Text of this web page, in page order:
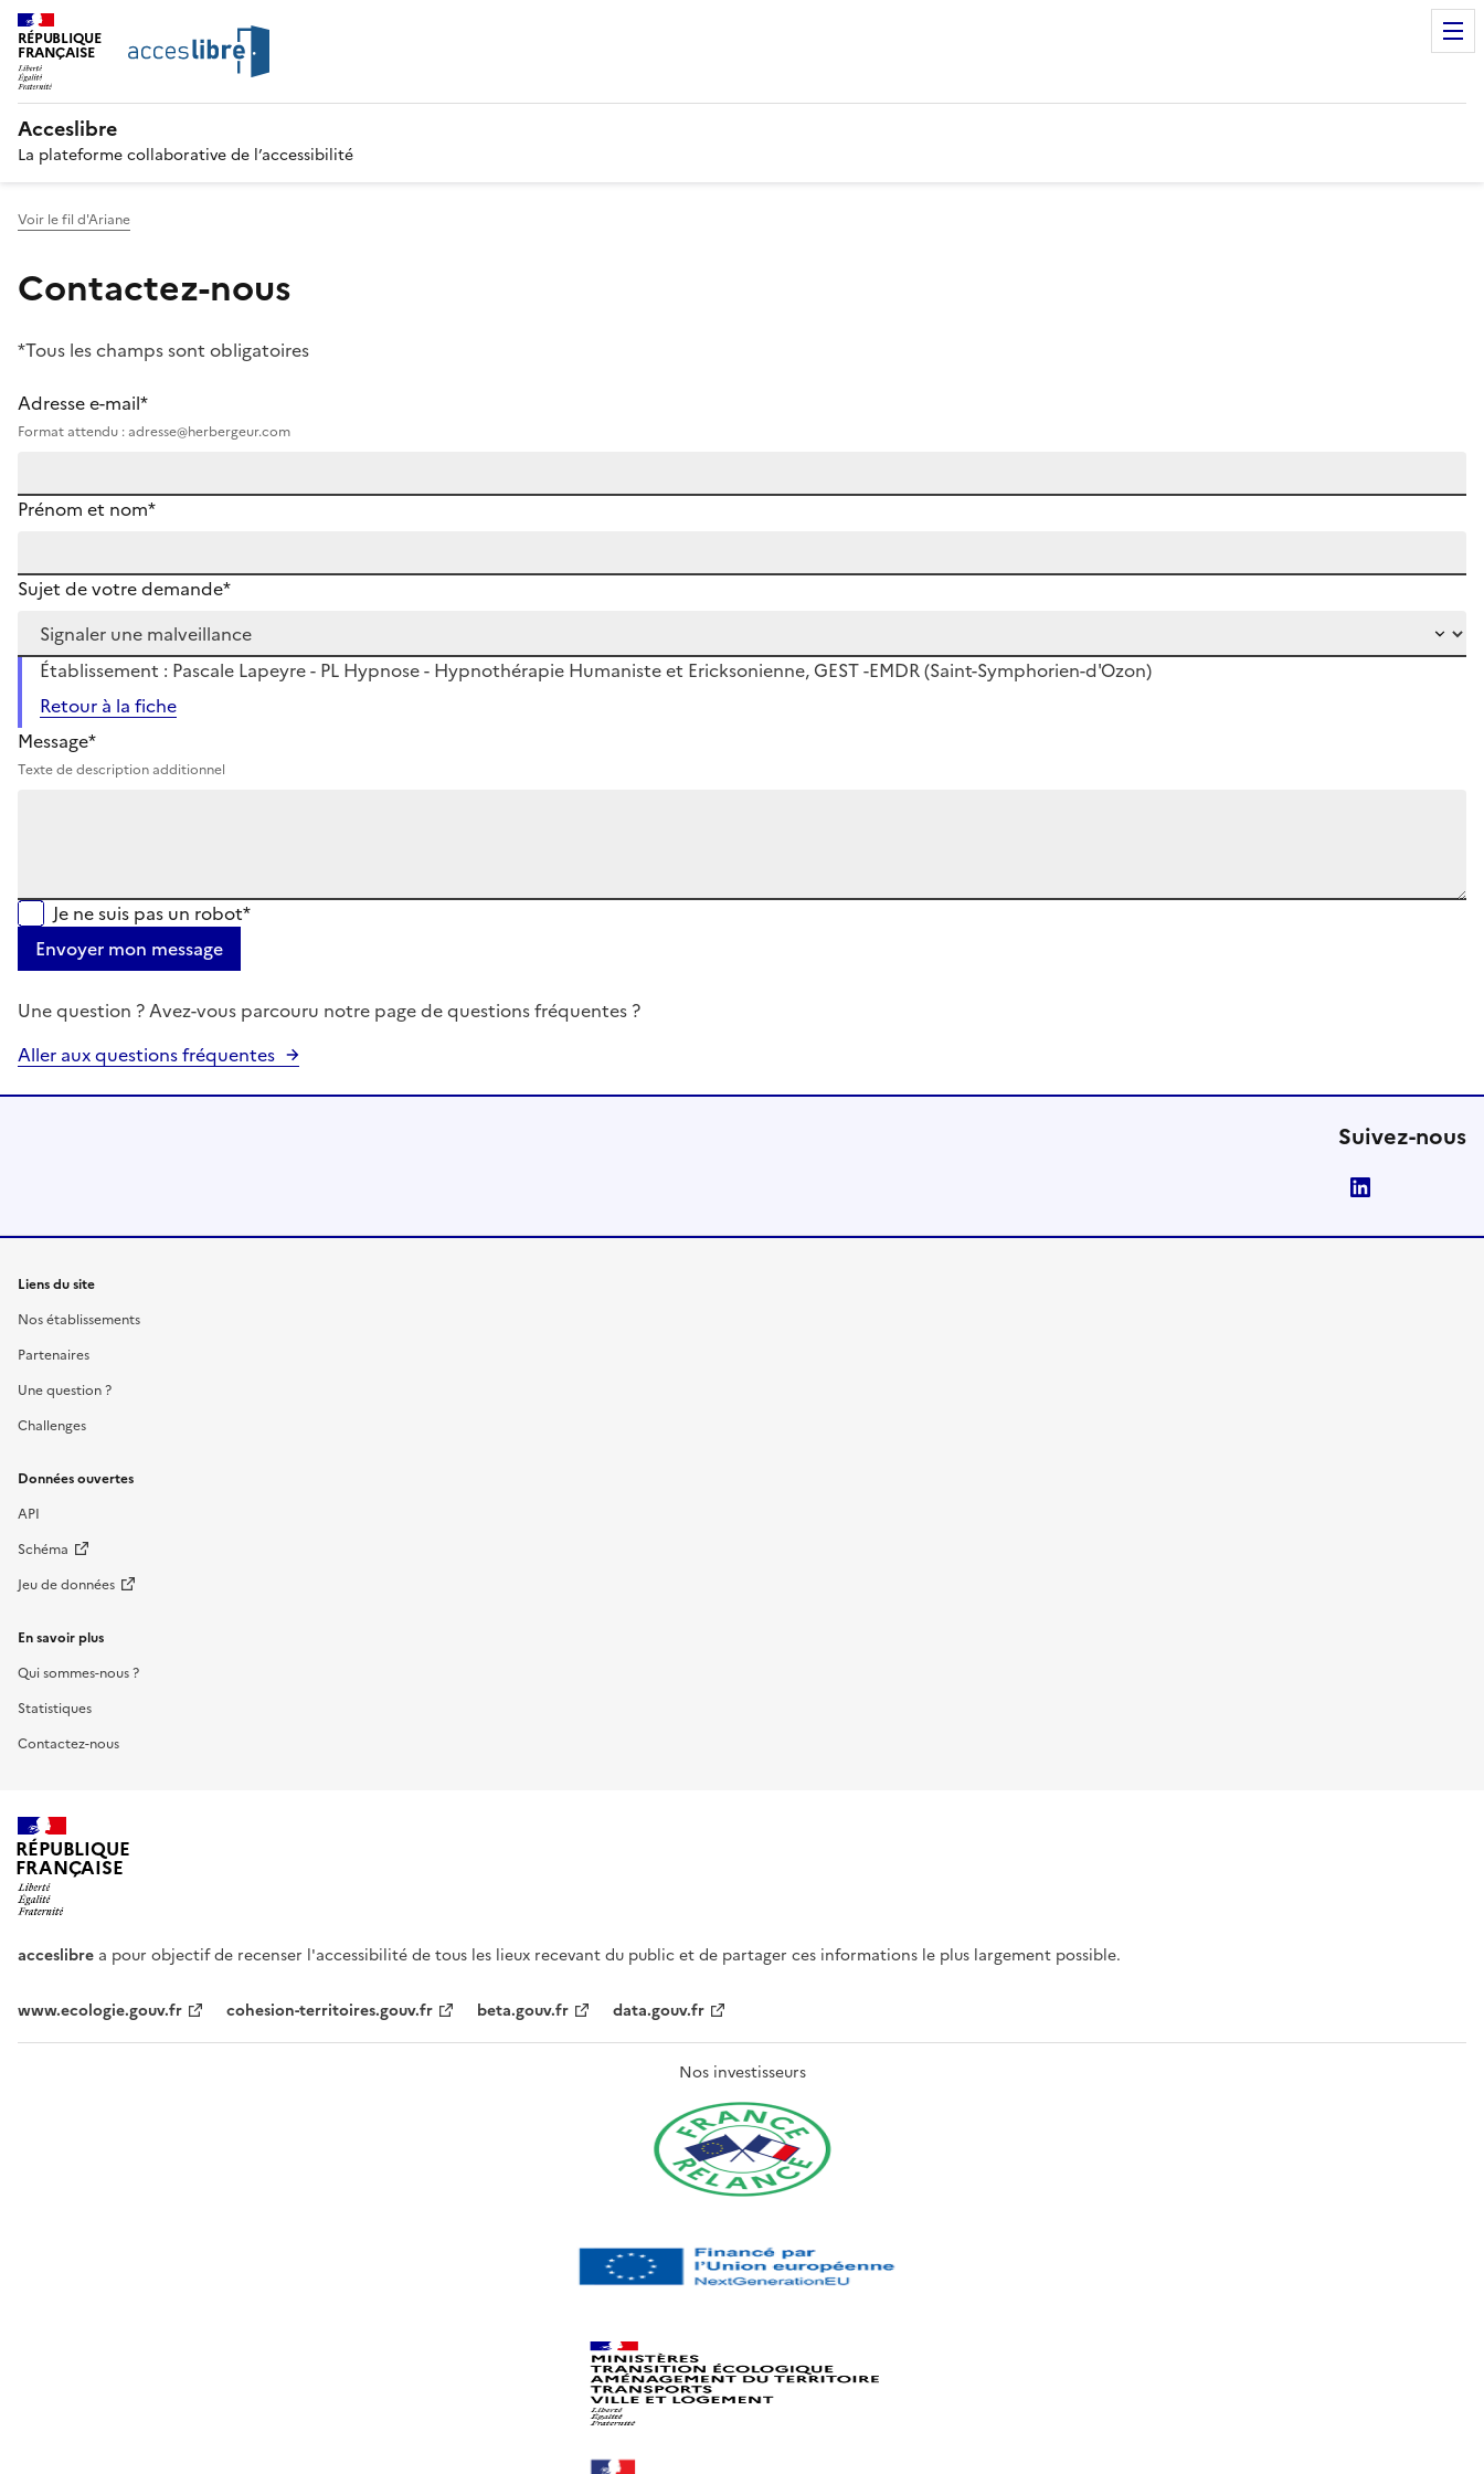
RÉPUBLIQUE
FRANÇAISE
Acceslibre
La plateforme collaborative de l’accessibilité
Voir le fil d'Ariane
Contactez-nous
*Tous les champs sont obligatoires
Adresse e-mail*
Format attendu : adresse@herbergeur.com
Prénom et nom*
Sujet de votre demande*
Établissement : Pascale Lapeyre - PL Hypnose - Hypnothérapie Humaniste et Ericksonienne, GEST -EMDR (Saint-Symphorien-d'Ozon)
Retour à la fiche
Message*
Texte de description additionnel
Je ne suis pas un robot*
Envoyer mon message
Une question ? Avez-vous parcouru notre page de questions fréquentes ?
Aller aux questions fréquentes
Suivez-nous
Liens du site
Nos établissements
Partenaires
Une question ?
Challenges
Données ouvertes
API
Schéma
Jeu de données
En savoir plus
Qui sommes-nous ?
Statistiques
Contactez-nous
RÉPUBLIQUE
FRANÇAISE
acceslibre a pour objectif de recenser l'accessibilité de tous les lieux recevant du public et de partager ces informations le plus largement possible.
www.ecologie.gouv.fr cohesion-territoires.gouv.fr beta.gouv.fr data.gouv.fr
Nos investisseurs